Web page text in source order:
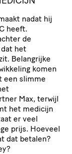
nadat hij
heeft.
de
het
Belangrijke
komen
een slimme
Max, terwijl
het medicijn
er veel
prijs. Hoeveel
dat betalen?